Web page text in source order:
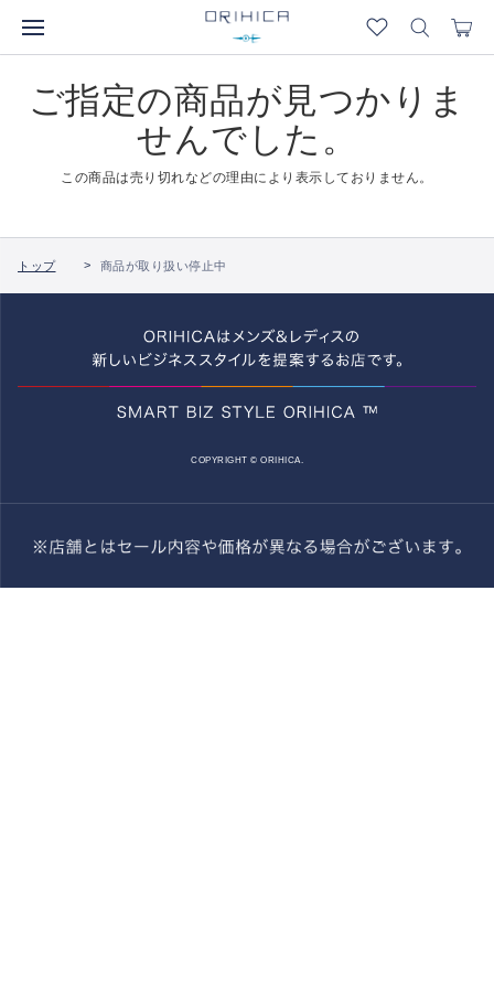
ご指定の商品が見つかりま
せんでした。
この商品は売り切れなどの理由により表示しておりません。
トップ 商品が取り扱い停止中
COPYRIGHT © ORIHICA.